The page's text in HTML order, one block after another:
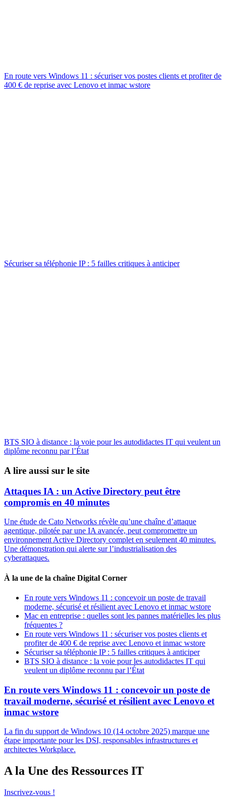
En route vers Windows 11 : sécuriser vos postes clients et profiter de
400 € de reprise avec Lenovo et inmac wstore
Sécuriser sa téléphonie IP : 5 failles critiques à anticiper
BTS SIO à distance : la voie pour les autodidactes IT qui veulent un
diplôme reconnu par l’État
A lire aussi sur le site
Attaques IA : un Active Directory peut être
compromis en 40 minutes
Une étude de Cato Networks révèle qu’une chaîne d’attaque
agentique, pilotée par une IA avancée, peut compromettre un
environnement Active Directory complet en seulement 40 minutes.
Une démonstration qui alerte sur l’industrialisation des
cyberattaques.
À la une de la chaîne Digital Corner
En route vers Windows 11 : concevoir un poste de travail
moderne, sécurisé et résilient avec Lenovo et inmac wstore
Mac en entreprise : quelles sont les pannes matérielles les plus
fréquentes ?
En route vers Windows 11 : sécuriser vos postes clients et
profiter de 400 € de reprise avec Lenovo et inmac wstore
Sécuriser sa téléphonie IP : 5 failles critiques à anticiper
BTS SIO à distance : la voie pour les autodidactes IT qui
veulent un diplôme reconnu par l’État
En route vers Windows 11 : concevoir un poste de
travail moderne, sécurisé et résilient avec Lenovo et
inmac wstore
La fin du support de Windows 10 (14 octobre 2025) marque une
étape importante pour les DSI, responsables infrastructures et
architectes Workplace.
A la Une des Ressources IT
Inscrivez-vous !